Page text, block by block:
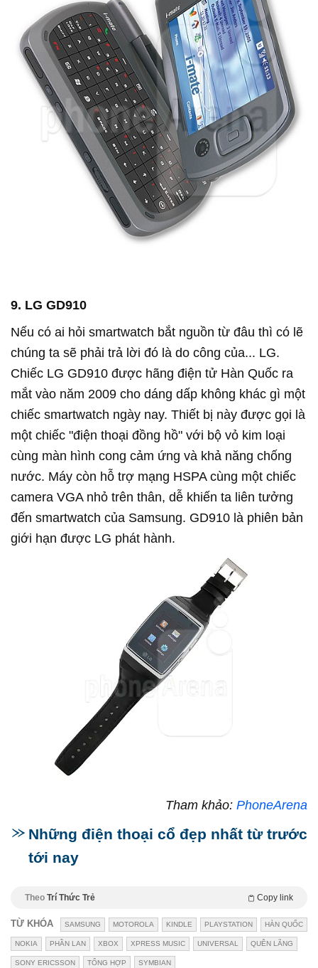
9. LG GD910
Nếu có ai hỏi smartwatch bắt nguồn từ đâu thì có lẽ
chúng ta sẽ phải trả lời đó là do công của... LG.
Chiếc LG GD910 được hãng điện tử Hàn Quốc ra
mắt vào năm 2009 cho dáng dấp không khác gì một
chiếc smartwatch ngày nay. Thiết bị này được gọi là
một chiếc "điện thoại đồng hồ" với bộ vỏ kim loại
cùng màn hình cong cảm ứng và khả năng chống
nước. Máy còn hỗ trợ mạng HSPA cùng một chiếc
camera VGA nhỏ trên thân, dễ khiến ta liên tưởng
đến smartwatch của Samsung. GD910 là phiên bản
giới hạn được LG phát hành.
Tham khảo: PhoneArena
Những điện thoại cổ đẹp nhất từ trước
tới nay
Theo Trí Thức Trẻ Copy link
TỪ KHÓA SAMSUNG MOTOROLA KINDLE PLAYSTATION HÀN QUỐC
NOKIA PHẦN LAN XBOX XPRESS MUSIC UNIVERSAL QUÊN LÃNG
SONY ERICSSON TỔNG HỢP SYMBIAN